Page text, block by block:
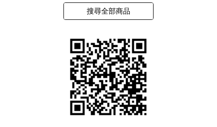
搜尋全部商品